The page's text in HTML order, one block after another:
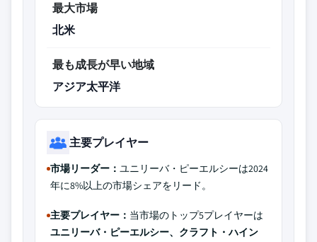
最大市場
北米
最も成長が早い地域
アジア太平洋
主要プレイヤー
市場リーダー： ユニリーバ・ピーエルシーは2024
年に8%以上の市場シェアをリード。
主要プレイヤー： 当市場のトップ5プレイヤーは
ユニリーバ・ピーエルシー、クラフト・ハイン